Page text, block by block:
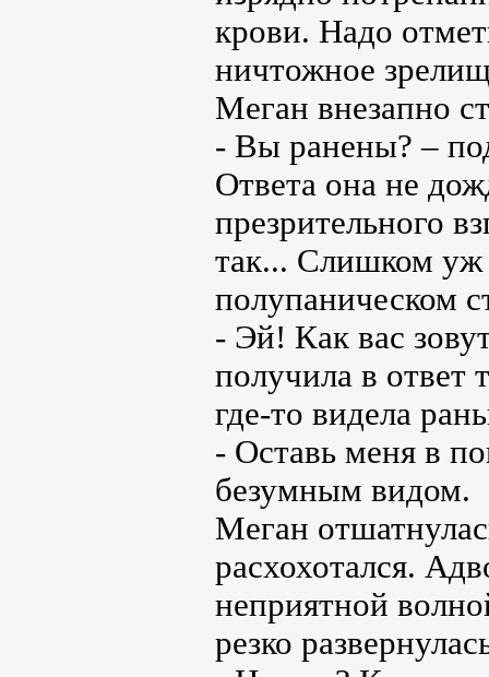
крови. Надо
ничтожное
Меган внезапно
- Вы ранены? –
Ответа она не
презрительного
так... Слишком уж
полупаническом
- Эй! Как вас
получила в ответ
где-то видела
- Оставь меня в
безумным видом.
Меган
расхохотался.
неприятной
резко